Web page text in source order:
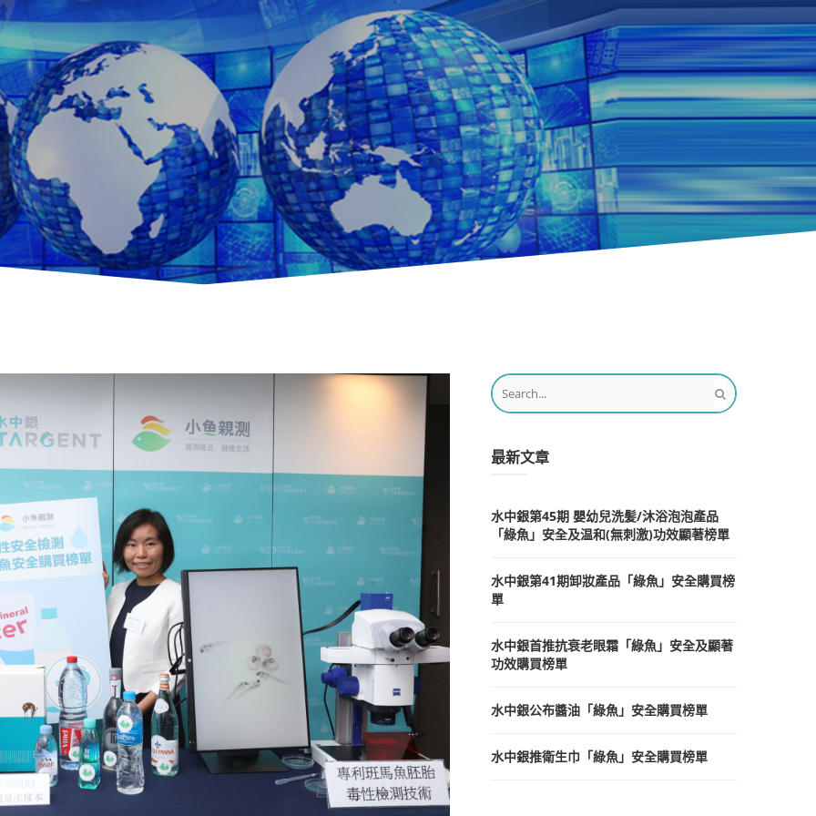
最新文章
水中銀第45期 嬰幼兒洗髪/沐浴泡泡產品
「綠魚」安全及温和(無刺激)功效顯著榜單
水中銀第41期卸妝產品「綠魚」安全購買榜
單
水中銀首推抗衰老眼霜「綠魚」安全及顯著
功效購買榜單
水中銀公布醬油「綠魚」安全購買榜單
水中銀推衛生巾「綠魚」安全購買榜單